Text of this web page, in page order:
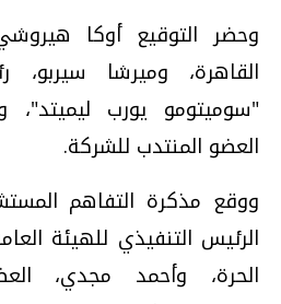
وحضر التوقيع أوكا
القاهرة، ومیرشا
"سوميتومو يورب ليميتد"،
العضو المنتدب للشركة.
ووقع مذكرة التفاهم
الرئيس التنفيذي للهيئة
الحرة، وأحمد مجدي،